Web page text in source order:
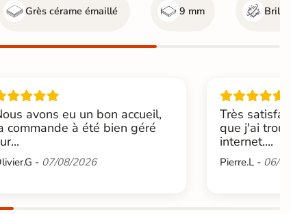
Grès cérame émaillé 9 mm
avons eu un bon accueil,
commande à été bien géré
- 07/08/2026
Très
que j'ai
internet....
Pierre.L - 06/